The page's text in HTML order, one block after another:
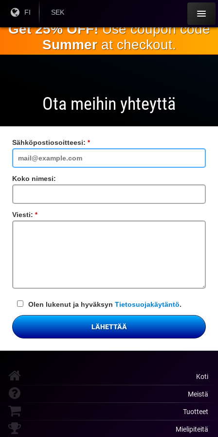
Nykyinen
FI
Nykyinen
SEK
Get 25% OFF!Use coupon code
Summerat checkout.
Ota meihin yhteyttä
Sähköpostiosoitteesi:
kenttä
Koko nimesi:
Viesti:
kenttä
Olen lukenut ja hyväksyn Tietosuojakäytäntö.
LÄHETTÄÄ
Koti
Meistä
Tuotteet
Mielipiteitä